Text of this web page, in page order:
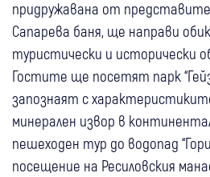
придружавана от
Сапарева баня, ще направи
туристически и исторически
Гостите ще посетят парк
запознаят с
минерален извор в
пешеходен тур до водопад
посещение на Ресиловския